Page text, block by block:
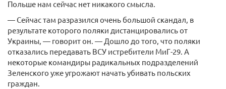
Польше нам сейчас нет никакого смысла.
— Сейчас там разразился очень большой скандал, в
результате которого поляки дистанцировались от
Украины, — говорит он. — Дошло до того, что поляки
отказались передавать ВСУ истребители МиГ-29. А
некоторые командиры радикальных подразделений
Зеленского уже угрожают начать убивать польских
граждан.